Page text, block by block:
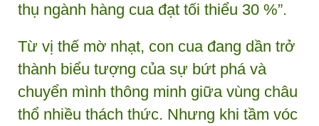
thụ ngành hàng cua đạt tối thiểu 30 %”.
Từ vị thế mờ nhạt, con cua đang dần trở
thành biểu tượng của sự bứt phá và
chuyển mình thông minh giữa vùng châu
thổ nhiều thách thức. Nhưng khi tầm vóc